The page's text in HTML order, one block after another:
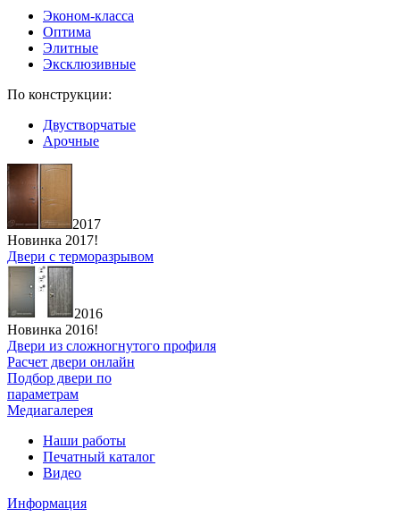
Эконом-класса
Оптима
Элитные
Эксклюзивные
По конструкции:
Двустворчатые
Арочные
2017
Новинка 2017!
Двери с терморазрывом
2016
Новинка 2016!
Двери из сложногнутого профиля
Расчет двери онлайн
Подбор двери по
параметрам
Медиагалерея
Наши работы
Печатный каталог
Видео
Информация